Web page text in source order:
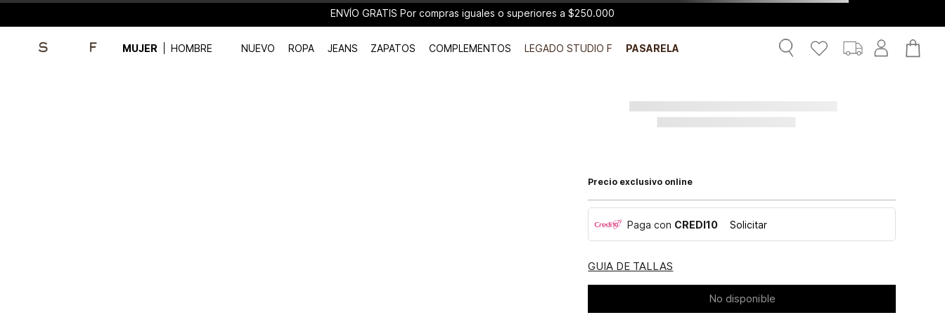
ENVÍO GRATIS Por compras iguales o superiores a $250.000
MUJER HOMBRE NUEVO ROPA JEANS ZAPATOS COMPLEMENTOS LEGADO STUDIO F PASARELA
Precio exclusivo online
Paga con CREDI10 Solicitar
GUIA DE TALLAS
No disponible